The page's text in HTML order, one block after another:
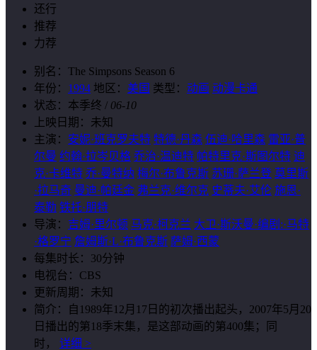
还行
推荐
力荐
别名： The Simpsons Season 6
年份： 1994 地区： 美国 类型： 动画 动漫卡通
状态： 本季终 / 06-10
上映日期： 未知
主演： 安妮·班克罗夫特 特德·丹森 伍迪·哈里森 雷亚·普
尔曼 约翰·拉岑贝格 乔治·温迪特 帕特里克·斯图尔特 迪
克·卡维特 乔·曼特纳 梅尔·布鲁克斯 苏珊·萨兰登 莫里斯
·拉马奇 曼迪·帕廷金 弗兰克·维尔克 史蒂夫·艾伦 施恩·
泰勒 铁托·朋特
导演： 吉姆·里尔顿 马克·柯克兰 大卫·斯沃曼·编剧:·马特
·格罗宁 詹姆斯·L·布鲁克斯 萨姆·西蒙
每集时长： 30分钟
电视台： CBS
更新周期： 未知
简介：
自1989年12月17日的初次播出起头，2007年5月20
日播出的第18季末集，是这部动画的第400集；同
时， 详细 >